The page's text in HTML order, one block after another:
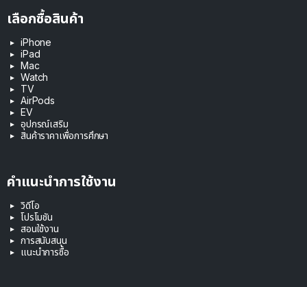
เลือกซื้อสินค้า
iPhone
iPad
Mac
Watch
TV
AirPods
EV
อุปกรณ์เสริม
สินค้าราคาเพื่อการศึกษา
คำแนะนำการใช้งาน
วิดีโอ
โปรโมชัน
สอนใช้งาน
การสนับสนุน
แนะนำการซื้อ